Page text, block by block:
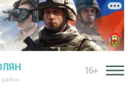
район
16+